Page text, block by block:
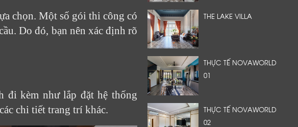
chọn. Một số gói thi công có
Do đó, bạn nên xác định rõ
đi kèm như lắp đặt hệ thống
chi tiết trang trí khác.
THE LAKE VILLA
THỰC TẾ NOVAWORLD
01
THỰC TẾ NOVAWORLD
02